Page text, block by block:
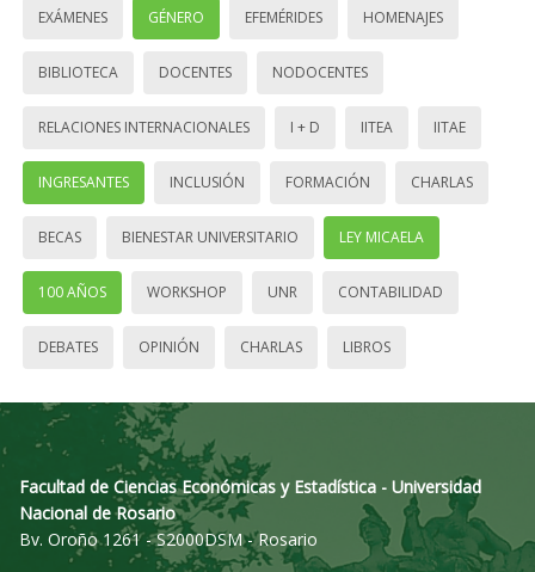
EXÁMENES GÉNERO EFEMÉRIDES HOMENAJES
BIBLIOTECA DOCENTES NODOCENTES
RELACIONES INTERNACIONALES I + D IITEA IITAE
INGRESANTES INCLUSIÓN FORMACIÓN CHARLAS
BECAS BIENESTAR UNIVERSITARIO LEY MICAELA
100 AÑOS WORKSHOP UNR CONTABILIDAD
DEBATES OPINIÓN CHARLAS LIBROS
Facultad de Ciencias Económicas y Estadística - Universidad
Nacional de Rosario
Bv. Oroño 1261 - S2000DSM - Rosario